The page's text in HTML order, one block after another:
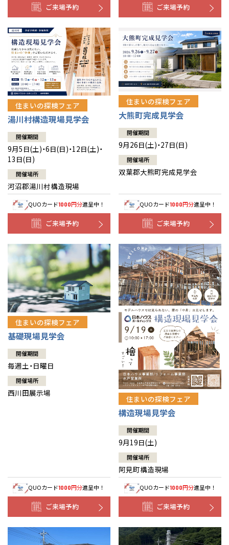
ご来場予約 ご来場予約
住まいの探検フェア
湯川村構造現場見学会
開催期間
9月5日(土)・6日(日)・12日(土)・
13日(日)
開催場所
河沼郡湯川村構造現場
QUOカード1000円分進呈中！
ご来場予約
住まいの探検フェア
大熊町完成見学会
開催期間
9月26日(土)・27日(日)
開催場所
双葉郡大熊町完成見学会
QUOカード1000円分進呈中！
ご来場予約
住まいの探検フェア
基礎現場見学会
開催期間
毎週土・日曜日
開催場所
西川田展示場
QUOカード1000円分進呈中！
ご来場予約
住まいの探検フェア
構造現場見学会
開催期間
9月19日(土)
開催場所
阿見町構造現場
QUOカード1000円分進呈中！
ご来場予約